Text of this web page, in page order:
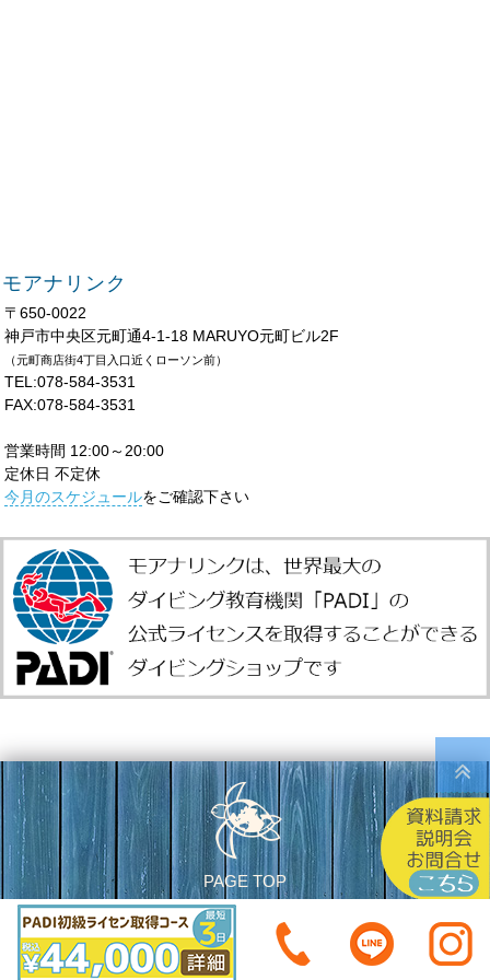
モアナリンク
〒650-0022
神戸市中央区元町通4-1-18 MARUYO元町ビル2F
（元町商店街4丁目入口近くローソン前）
TEL:078-584-3531
FAX:078-584-3531
営業時間 12:00～20:00
定休日 不定休
今月のスケジュールをご確認下さい
PAGE TOP
© 2015 - 2026 神戸元町三宮のダイビングショップ モアナリンク神戸